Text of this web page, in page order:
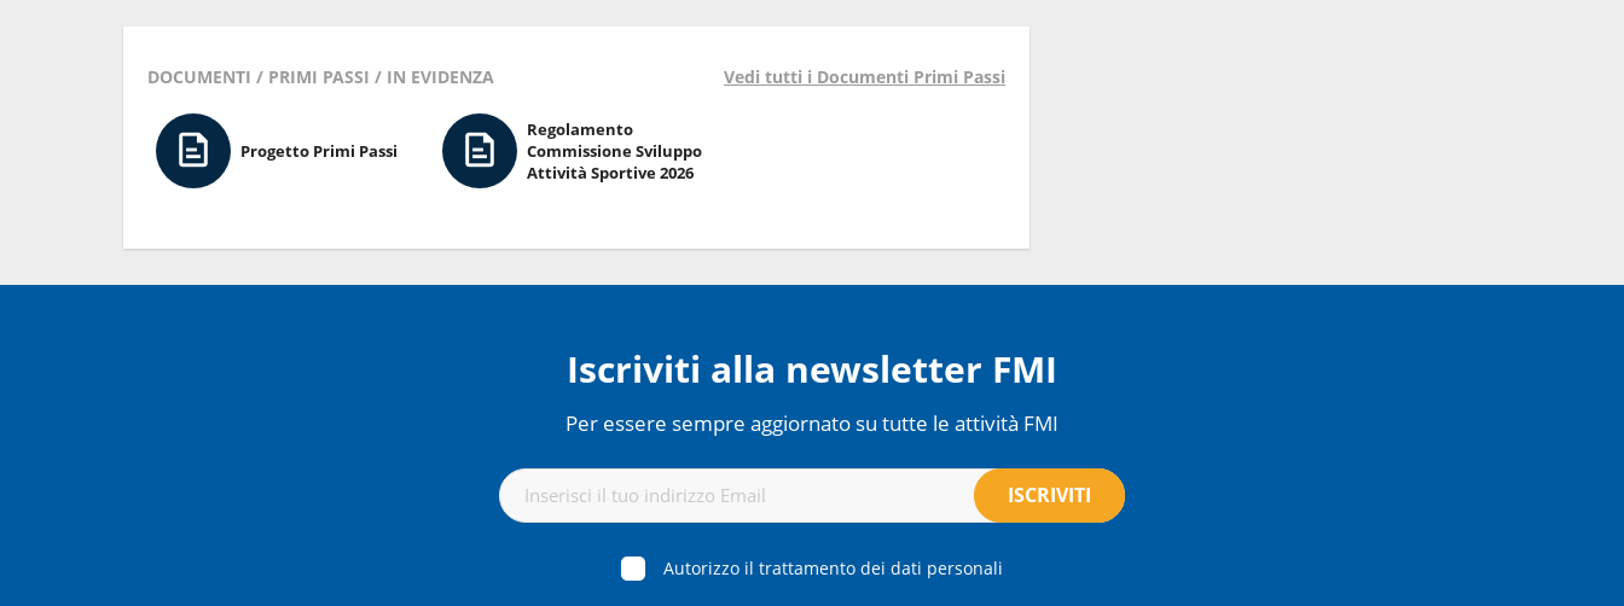
DOCUMENTI / PRIMI PASSI / IN EVIDENZA Vedi tutti i Documenti Primi Passi
Progetto Primi Passi
Regolamento
Commissione Sviluppo
Attività Sportive 2026
Iscriviti alla newsletter FMI
Per essere sempre aggiornato su tutte le attività FMI
Autorizzo il trattamento dei dati personali